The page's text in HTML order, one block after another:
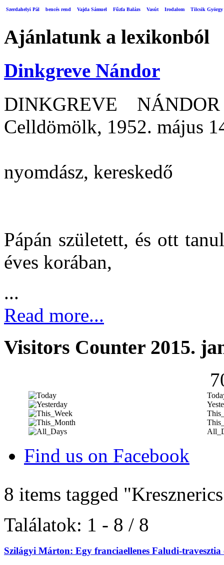
Szerdahelyi Pál bencés rend Vajda Sámuel Fűzfa Balázs Vasút Irodalom Tilcsik György
Ajánlatunk a lexikonból
Dinkgreve Nándor
DINKGREVE
Celldömölk, 1952. május
nyomdász, kereskedő
Pápán született, és ott
éves korában,
...
Read more...
Visitors Counter 2015.
Find us on Facebook
8 items tagged
Találatok: 1 - 8 / 8
Szilágyi Márton: Egy franciaellenes Faludi-travesztia